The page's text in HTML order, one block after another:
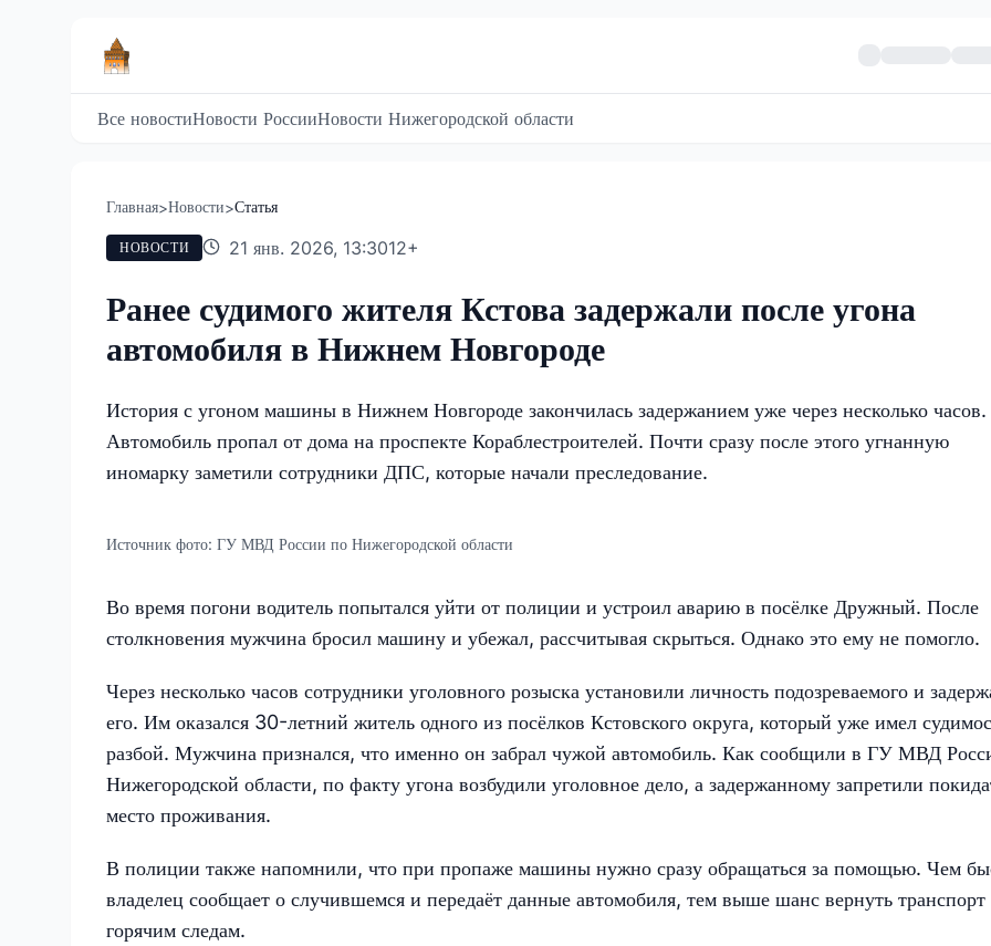
Все новостиНовости РоссииНовости Нижегородской области
Главная>Новости>Статья
НОВОСТИ 21 янв. 2026, 13:3012+
Ранее судимого жителя Кстова задержали после угона
автомобиля в Нижнем Новгороде
История с угоном машины в Нижнем Новгороде закончилась задержанием уже через несколько часов.
Автомобиль пропал от дома на проспекте Кораблестроителей. Почти сразу после этого угнанную
иномарку заметили сотрудники ДПС, которые начали преследование.
Источник фото: ГУ МВД России по Нижегородской области
Во время погони водитель попытался уйти от полиции и устроил аварию в посёлке Дружный. После
столкновения мужчина бросил машину и убежал, рассчитывая скрыться. Однако это ему не помогло.
Через несколько часов сотрудники уголовного розыска установили личность подозреваемого и
его. Им оказался 30-летний житель одного из посёлков Кстовского округа, который уже имел
разбой. Мужчина признался, что именно он забрал чужой автомобиль. Как сообщили в ГУ МВД
Нижегородской области, по факту угона возбудили уголовное дело, а задержанному запретили
место проживания.
В полиции также напомнили, что при пропаже машины нужно сразу обращаться за помощью. Чем
владелец сообщает о случившемся и передаёт данные автомобиля, тем выше шанс вернуть транспорт
горячим следам.